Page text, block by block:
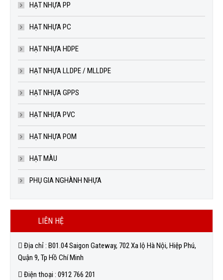
HẠT NHỰA PP
HẠT NHỰA PC
HẠT NHỰA HDPE
HẠT NHỰA LLDPE / MLLDPE
HẠT NHỰA GPPS
HẠT NHỰA PVC
HẠT NHỰA POM
HẠT MÀU
PHỤ GIA NGHÀNH NHỰA
LIÊN HỆ
Địa chỉ : B01.04 Saigon Gateway, 702 Xa lộ Hà Nội, Hiệp Phú,
Quận 9, Tp Hồ Chí Minh
Điện thoại : 0912 766 201